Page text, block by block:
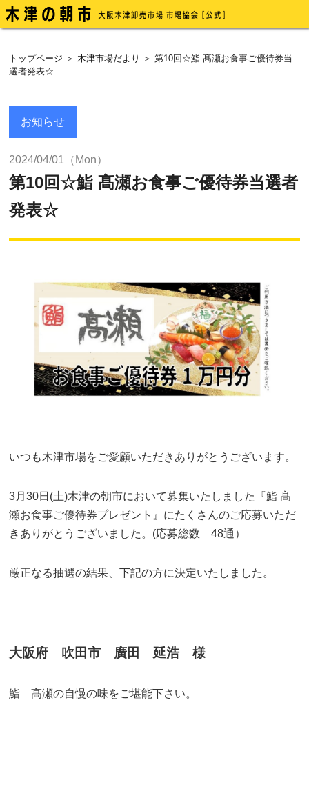
トップページ ＞木津市場だより
＞ 第10回☆鮨 髙瀬お食事ご優待券当
選者発表☆
お知らせ
2024/04/01（Mon）
第10回☆鮨 髙瀬お食事ご優待券当選者
発表☆
いつも木津市場をご愛顧いただきありがとうございます。
3月30日(土)木津の朝市において募集いたしました『鮨 髙
瀬お食事ご優待券プレゼント』にたくさんのご応募いただ
きありがとうございました。(応募総数 48通）
厳正なる抽選の結果、下記の方に決定いたしました。
大阪府 吹田市 廣田 延浩 様
鮨 髙瀬の自慢の味をご堪能下さい。